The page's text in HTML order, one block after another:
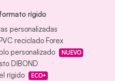
rígido
personalizadas
reciclado Forex
personalizado
NUEVO
DIBOND
rígido
ECO+